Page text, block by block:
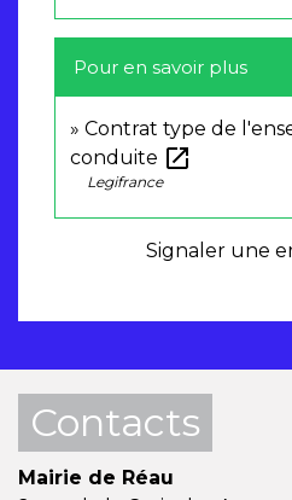
Pour en savoir plus
Contrat type de
conduite open_in_new
Legifrance
Signaler une
Contacts
Mairie de Réau